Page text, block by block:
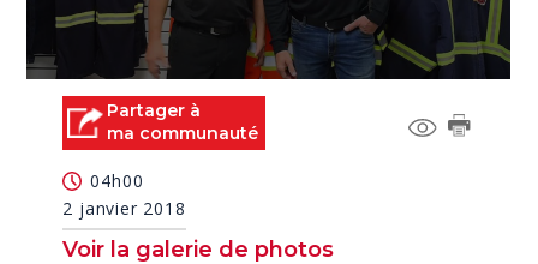
seconds Partager à
ma communauté
04h00
2 janvier 2018
Voir la galerie de photos